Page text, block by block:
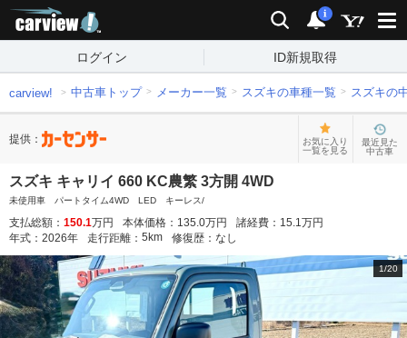
検索 通知
i
ログイン ID新規取得
carview! 中古車トップ メーカー一覧 スズキの車種一覧 スズキの
提供：
お気に入り
一覧を見る
最近見た
中古車
スズキ キャリイ 660 KC農繁 3方開 4WD
未使用車 パートタイム4WD LED キーレス/
支払総額： 150.1万円 本体価格： 135.0万円 諸経費： 15.1万円
年式： 2026年 走行距離： 5 km 修復歴： なし
1/20